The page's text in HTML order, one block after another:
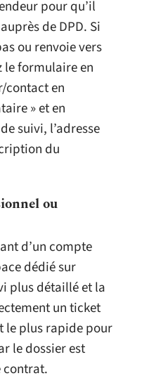
pour qu’il
de DPD. Si
ou renvoie vers
le formulaire en
en
» et en
suivi, l’adresse
du
ou
d’un compte
dédié sur
plus détaillé et la
un ticket
le plus rapide pour
le dossier est
contrat.